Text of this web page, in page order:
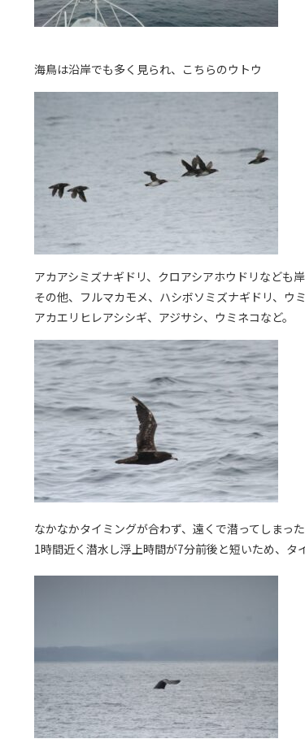
海鳥は沿岸でも多く見られ、こちらのウトウ
アカアシミズナギドリ、クロアシアホウドリなども
その他、フルマカモメ、ハシボソミズナギドリ、ウ
アカエリヒレアシシギ、アジサシ、ウミネコなど。
なかなかタイミングが合わず、遠くで潜ってしまっ
1時間近く潜水し浮上時間が7分前後と短いため、タ